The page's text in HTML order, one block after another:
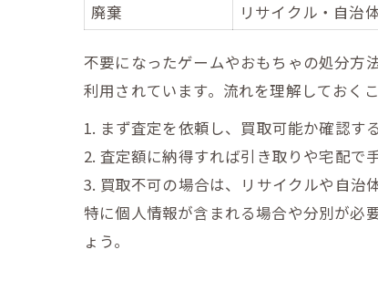
廃棄 リサイクル・自治
不要になったゲームやおもちゃの処分方
利用されています。流れを理解しておく
1. まず査定を依頼し、買取可能か確認する
2. 査定額に納得すれば引き取りや宅配で
3. 買取不可の場合は、リサイクルや自治
特に個人情報が含まれる場合や分別が必
ょう。